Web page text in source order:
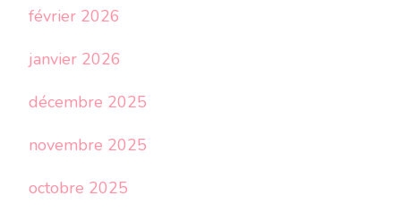
février 2026
janvier 2026
décembre 2025
novembre 2025
octobre 2025